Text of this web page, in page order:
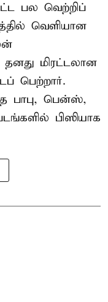
பல வெற்றிப்
வெளியான
தனது மிரட்டலான
பெற்றார்.
பாபு, பென்ஸ்,
பிஸியாக